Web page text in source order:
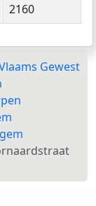
2160
Gewest